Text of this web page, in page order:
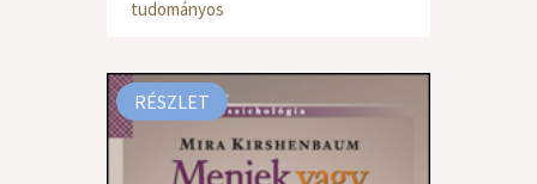
tudományos
RÉSZLET